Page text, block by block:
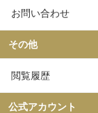
お問い合わせ
その他
閲覧履歴
公式アカウント